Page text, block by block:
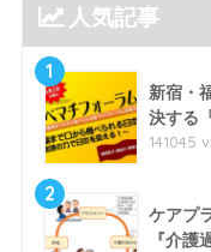
人気記事
1
新宿・
決する
141045
2
ケアプ
『介護